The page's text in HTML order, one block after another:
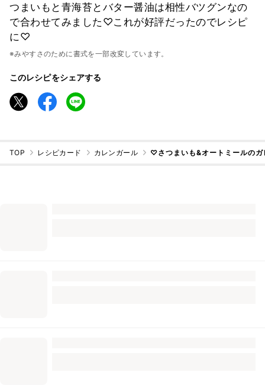
つまいもと青海苔とバター醤油は相性バツグンなの
で合わせてみました♡これが好評だったのでレシピ
に♡
※みやすさのために書式を一部改変しています。
このレシピをシェアする
TOP レシピカード カレンガール ♡さつまいも&オートミールの